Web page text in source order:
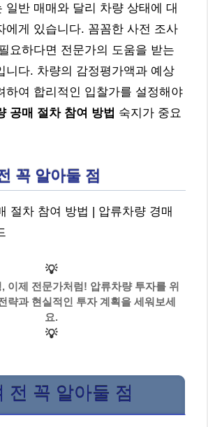
일반 매매와 달리 차량 상태에 대
에게 있습니다. 꼼꼼한 사전 조사
요하다면 전문가의 도움을 받는
니다. 차량의 감정평가액과 예상
하여 합리적인 입찰가를 설정해야
공매 절차 참여 방법 숙지가 중요
꼭 알아둘 점
절차 참여 방법 | 압류차량 경매
💡
이제 전문가처럼! 압류차량 투자를 위
략과 현실적인 투자 계획을 세워보세
요.
💡
전 꼭 알아둘 점